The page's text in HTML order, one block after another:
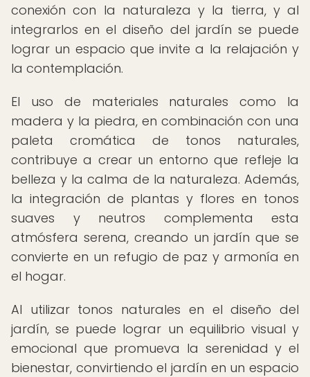
conexión con la naturaleza y la tierra, y al
integrarlos en el diseño del jardín se puede
lograr un espacio que invite a la relajación y
la contemplación.
El uso de materiales naturales como la
madera y la piedra, en combinación con una
paleta cromática de tonos naturales,
contribuye a crear un entorno que refleje la
belleza y la calma de la naturaleza. Además,
la integración de plantas y flores en tonos
suaves y neutros complementa esta
atmósfera serena, creando un jardín que se
convierte en un refugio de paz y armonía en
el hogar.
Al utilizar tonos naturales en el diseño del
jardín, se puede lograr un equilibrio visual y
emocional que promueva la serenidad y el
bienestar, convirtiendo el jardín en un espacio